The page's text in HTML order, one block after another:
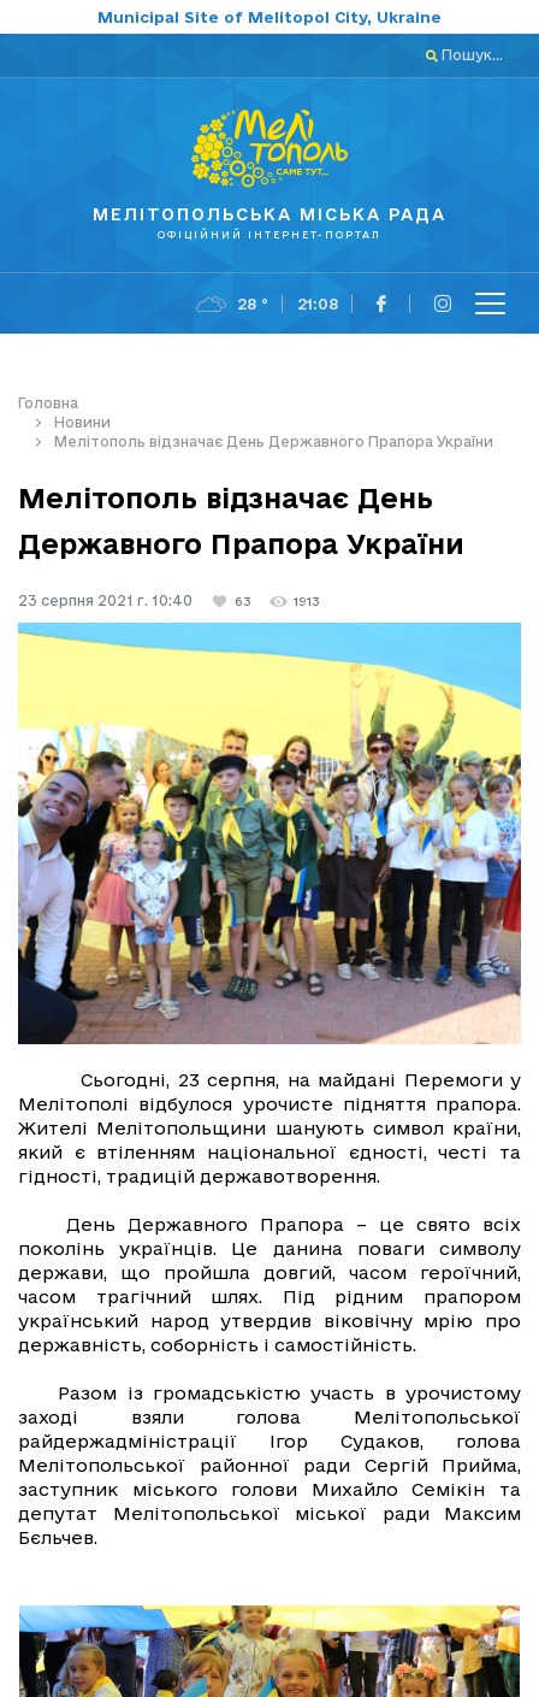
Municipal Site of Melitopol City, Ukraine
Пошук...
МЕЛІТОПОЛЬСЬКА МІСЬКА РАДА
ОФІЦІЙНИЙ ІНТЕРНЕТ-ПОРТАЛ
28 ° 21:08
Головна
Новини
Мелітополь відзначає День Державного Прапора України
Мелітополь відзначає День
Державного Прапора України
23 серпня 2021 г. 10:40 63 1913
Сьогодні, 23 серпня, на майдані Перемоги у
Мелітополі відбулося урочисте підняття прапора.
Жителі Мелітопольщини шанують символ країни,
який є втіленням національної єдності, честі та
гідності, традицій державотворення.
День Державного Прапора – це свято всіх
поколінь українців. Це данина поваги символу
держави, що пройшла довгий, часом героїчний,
часом трагічний шлях. Під рідним прапором
український народ утвердив віковічну мрію про
державність, соборність і самостійність.
Разом із громадськістю участь в урочистому
заході взяли голова Мелітопольської
райдержадміністрації Ігор Судаков, голова
Мелітопольської районної ради Сергій Прийма,
заступник міського голови Михайло Семікін та
депутат Мелітопольської міської ради Максим
Бєльчев.